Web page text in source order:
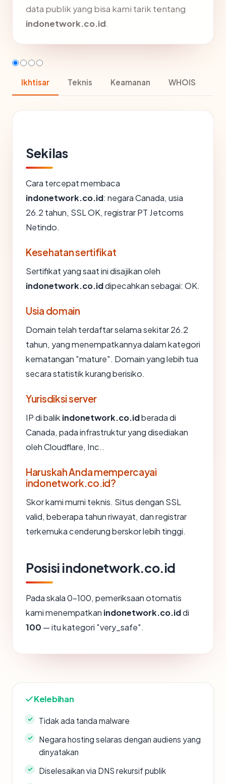
data publik yang bisa kami tarik tentang
indonetwork.co.id.
Ikhtisar Teknis Keamanan WHOIS
Sekilas
Cara tercepat membaca
indonetwork.co.id: negara Canada, usia
26.2 tahun, SSL OK, registrar PT Jetcoms
Netindo.
Kesehatan sertifikat
Sertifikat yang saat ini disajikan oleh
indonetwork.co.iddipecahkan sebagai: OK.
Usia domain
Domain telah terdaftar selama sekitar 26.2
tahun, yang menempatkannya dalam kategori
kematangan "mature". Domain yang lebih tua
secara statistik kurang berisiko.
Yurisdiksi server
IP di balik indonetwork.co.idberada di
Canada, pada infrastruktur yang disediakan
oleh Cloudflare, Inc..
Haruskah Anda mempercayai
indonetwork.co.id?
Skor kami murni teknis. Situs dengan SSL
valid, beberapa tahun riwayat, dan registrar
terkemuka cenderung berskor lebih tinggi.
Posisi indonetwork.co.id
Pada skala 0-100, pemeriksaan otomatis
kami menempatkan indonetwork.co.iddi
100 — itu kategori "very_safe".
Kelebihan
Tidak ada tanda malware
Negara hosting selaras dengan audiens yang
dinyatakan
Diselesaikan via DNS rekursif publik